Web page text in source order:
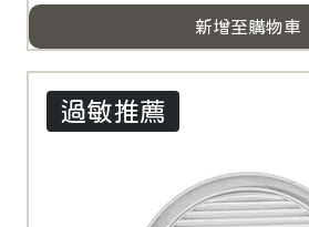
新增至購物車
過敏推薦